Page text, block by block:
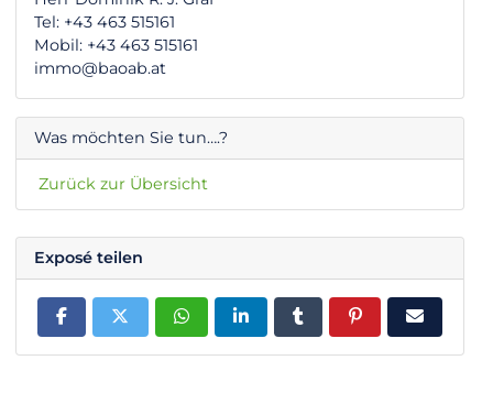
Tel: +43 463 515161
Mobil: +43 463 515161
immo@baoab.at
Was möchten Sie tun….?
Zurück zur Übersicht
Exposé teilen